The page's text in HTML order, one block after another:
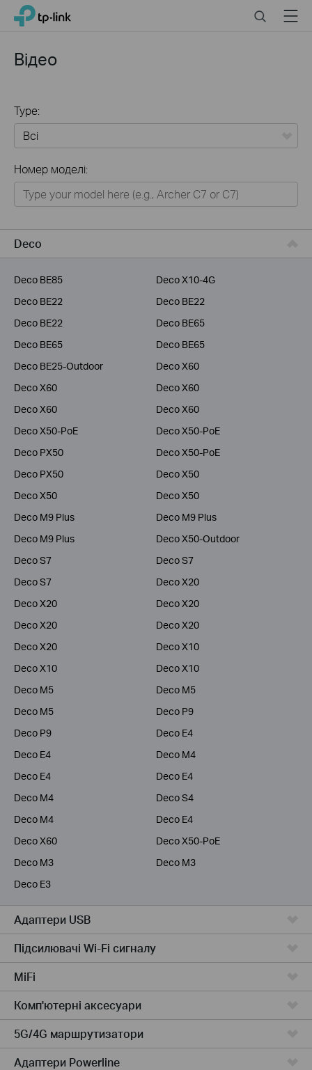
Click
navigation
TP-Link, Reliably Smart SearchMenu
Відео
Type:
Для дому
Розумний будинок
Для інтернет-провайдерів
Номер моделі:
Deco
Deco BE85
Deco X10-4G
Deco BE22
Deco BE22
Deco BE22
Deco BE65
Deco BE65
Deco BE65
Deco BE25-Outdoor
Deco X60
Deco X60
Deco X60
Deco X60
Deco X60
Deco X50-PoE
Deco X50-PoE
Deco PX50
Deco X50-PoE
Deco PX50
Deco X50
Deco X50
Deco X50
Deco M9 Plus
Deco M9 Plus
Deco M9 Plus
Deco X50-Outdoor
Deco S7
Deco S7
Deco S7
Deco X20
Deco X20
Deco X20
Deco X20
Deco X20
Deco X20
Deco X10
Deco X10
Deco X10
Deco M5
Deco M5
Deco M5
Deco P9
Deco P9
Deco E4
Deco E4
Deco M4
Deco E4
Deco E4
Deco M4
Deco S4
Deco M4
Deco E4
Deco X60
Deco X50-PoE
Deco M3
Deco M3
Deco E3
Адаптери USB
Підсилювачi Wi-Fi сигналу
MiFi
Комп'ютернi аксесуари
5G/4G маршрутизатори
Адаптери Powerline